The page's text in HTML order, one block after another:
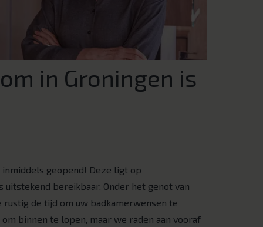
in Groningen is
geopend! Deze ligt op
bereikbaar. Onder het genot van
de tijd om uw badkamerwensen te
binnen te lopen, maar we raden aan vooraf